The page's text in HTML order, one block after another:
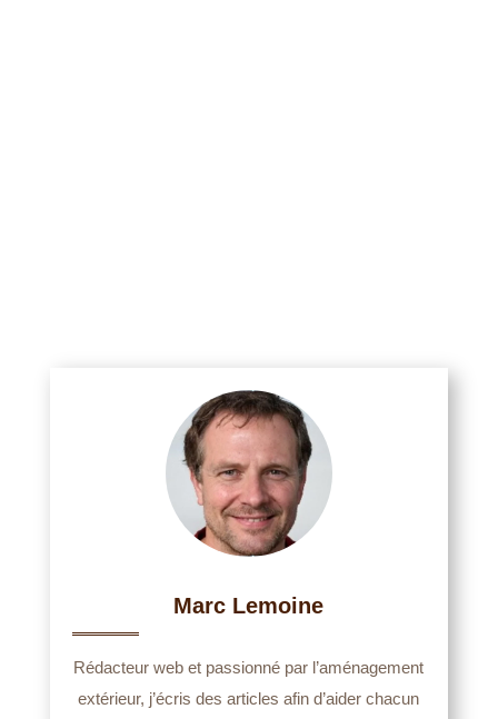
Marc Lemoine
Rédacteur web et passionné par l’aménagement
extérieur, j’écris des articles afin d’aider chacun